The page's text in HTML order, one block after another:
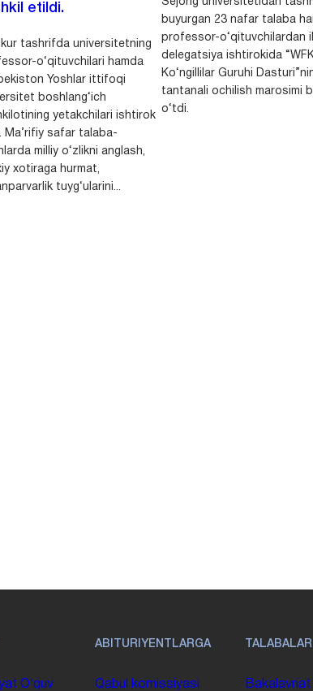
etildi.
tashrifda universitetning
o‘qituvchilari hamda
Yoshlar ittifoqi
boshlang‘ich
yetakchilari ishtirok
Ma’rifiy safar talaba-
milliy o‘zlikni anglash,
xotiraga hurmat,
tuyg‘ularini...
buyurgan 23 nafar talaba
professor-o‘qituvchilardan
delegatsiya ishtirokida “WFK
Ko‘ngillilar Guruhi
tantanali ochilish marosimi
o‘tdi.
Oʻquv
ABITURIYENTLARGA
Qabul komissiyasi
Bakalavriat